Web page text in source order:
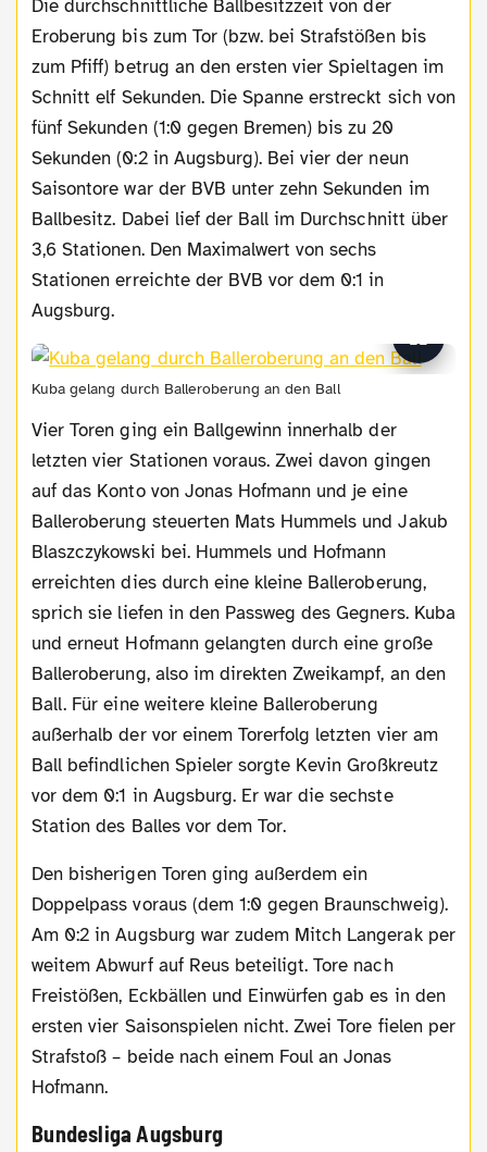
Die durchschnittliche Ballbesitzzeit von der
Eroberung bis zum Tor (bzw. bei Strafstößen bis
zum Pfiff) betrug an den ersten vier Spieltagen im
Schnitt elf Sekunden. Die Spanne erstreckt sich von
fünf Sekunden (1:0 gegen Bremen) bis zu 20
Sekunden (0:2 in Augsburg). Bei vier der neun
Saisontore war der BVB unter zehn Sekunden im
Ballbesitz. Dabei lief der Ball im Durchschnitt über
3,6 Stationen. Den Maximalwert von sechs
Stationen erreichte der BVB vor dem 0:1 in
Augsburg.
Kuba gelang durch Balleroberung an den Ball
Vier Toren ging ein Ballgewinn innerhalb der
letzten vier Stationen voraus. Zwei davon gingen
auf das Konto von Jonas Hofmann und je eine
Balleroberung steuerten Mats Hummels und Jakub
Blaszczykowski bei. Hummels und Hofmann
erreichten dies durch eine kleine Balleroberung,
sprich sie liefen in den Passweg des Gegners. Kuba
und erneut Hofmann gelangten durch eine große
Balleroberung, also im direkten Zweikampf, an den
Ball. Für eine weitere kleine Balleroberung
außerhalb der vor einem Torerfolg letzten vier am
Ball befindlichen Spieler sorgte Kevin Großkreutz
vor dem 0:1 in Augsburg. Er war die sechste
Station des Balles vor dem Tor.
Den bisherigen Toren ging außerdem ein
Doppelpass voraus (dem 1:0 gegen Braunschweig).
Am 0:2 in Augsburg war zudem Mitch Langerak per
weitem Abwurf auf Reus beteiligt. Tore nach
Freistößen, Eckbällen und Einwürfen gab es in den
ersten vier Saisonspielen nicht. Zwei Tore fielen per
Strafstoß – beide nach einem Foul an Jonas
Hofmann.
Bundesliga Augsburg